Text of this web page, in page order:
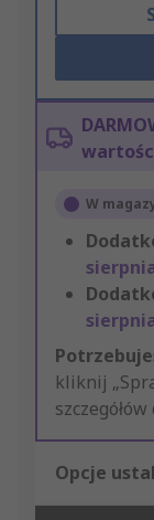
W
kliknij
Opcje